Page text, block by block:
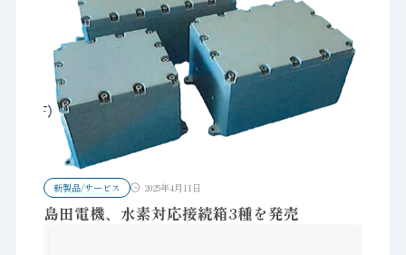
新製品/サービス 2025年4月11日
島田電機、水素対応接続箱3種を発売